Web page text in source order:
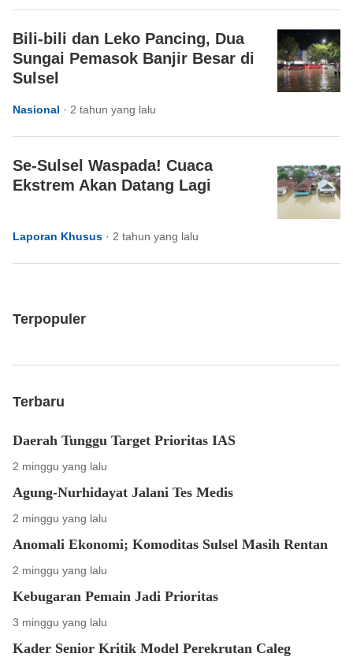
Bili-bili dan Leko Pancing, Dua
Sungai Pemasok Banjir Besar di
Sulsel
Nasional · 2 tahun yang lalu
Se-Sulsel Waspada! Cuaca
Ekstrem Akan Datang Lagi
Laporan Khusus · 2 tahun yang lalu
Terpopuler
Terbaru
Daerah Tunggu Target Prioritas IAS
2 minggu yang lalu
Agung-Nurhidayat Jalani Tes Medis
2 minggu yang lalu
Anomali Ekonomi; Komoditas Sulsel Masih Rentan
2 minggu yang lalu
Kebugaran Pemain Jadi Prioritas
3 minggu yang lalu
Kader Senior Kritik Model Perekrutan Caleg